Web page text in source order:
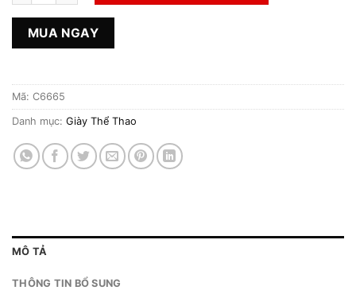
MUA NGAY
Mã: C6665
Danh mục: Giày Thể Thao
MÔ TẢ
THÔNG TIN BỔ SUNG